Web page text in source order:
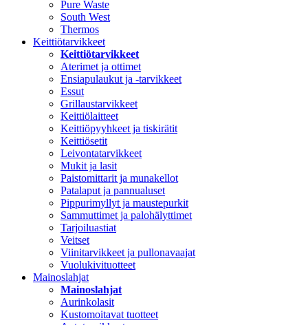
Pure Waste
South West
Thermos
Keittiötarvikkeet
Keittiötarvikkeet
Aterimet ja ottimet
Ensiapulaukut ja -tarvikkeet
Essut
Grillaustarvikkeet
Keittiölaitteet
Keittiöpyyhkeet ja tiskirätit
Keittiösetit
Leivontatarvikkeet
Mukit ja lasit
Paistomittarit ja munakellot
Patalaput ja pannualuset
Pippurimyllyt ja maustepurkit
Sammuttimet ja palohälyttimet
Tarjoiluastiat
Veitset
Viinitarvikkeet ja pullonavaajat
Vuolukivituotteet
Mainoslahjat
Mainoslahjat
Aurinkolasit
Kustomoitavat tuotteet